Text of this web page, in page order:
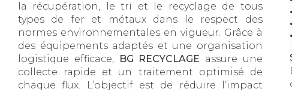
la récupération, le tri et le recyclage de tous
types de fer et métaux dans le respect des
normes environnementales en vigueur. Grâce à
des équipements adaptés et une organisation
logistique efficace,
BG RECYCLAGE assure une
collecte rapide et un traitement optimisé de
chaque flux. L’objectif est de réduire l’impact